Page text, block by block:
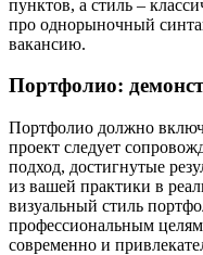
пунктов, а стиль –
про однорыночный
вакансию.
Портфолио:
Портфолио должно
проект следует
подход, достигнутые
из вашей практики в
визуальный стиль
профессиональным
современно и